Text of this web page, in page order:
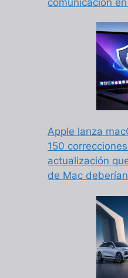
comunicación
Apple lanza
150
actualización
de Mac